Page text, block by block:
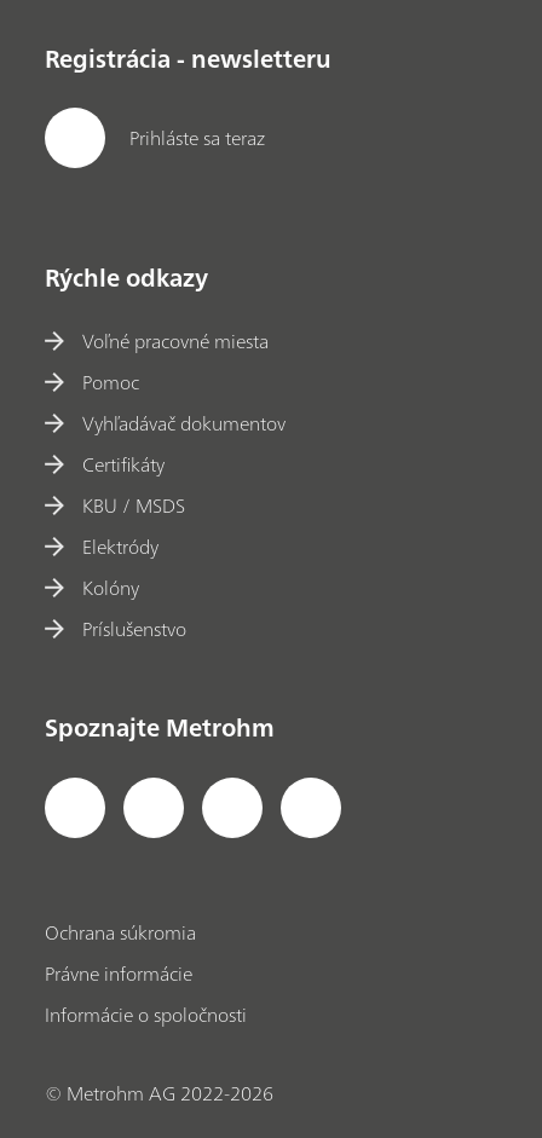
Registrácia - newsletteru
Prihláste sa teraz
Rýchle odkazy
Voľné pracovné miesta
Pomoc
Vyhľadávač dokumentov
Certifikáty
KBU / MSDS
Elektródy
Kolóny
Príslušenstvo
Spoznajte Metrohm
Ochrana súkromia
Právne informácie
Informácie o spoločnosti
© Metrohm AG 2022-2026